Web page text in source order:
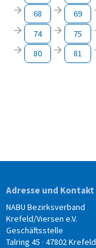
68
69
74
75
80
81
Adresse und Kontakt
NABU Bezirksverband
Krefeld/Viersen e.V.
Geschäftsstelle
Talring 45 · 47802 Krefeld